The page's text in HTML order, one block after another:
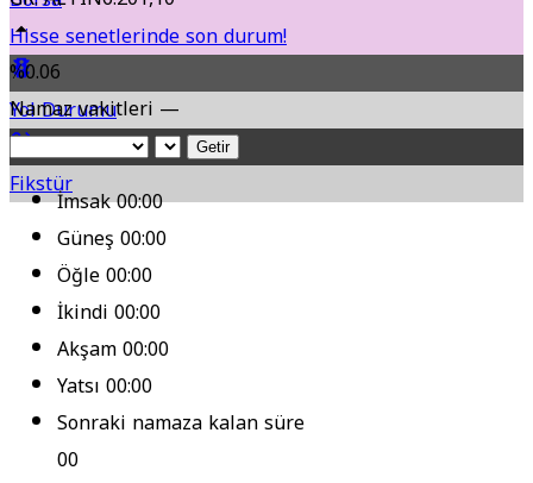
Hisse senetlerinde son durum!
Yol Durumu
Fikstür
%0.06
Namaz vakitleri —
Getir
İmsak00:00
Güneş00:00
Öğle00:00
İkindi00:00
Akşam00:00
Yatsı00:00
Sonraki namaza kalan süre
00